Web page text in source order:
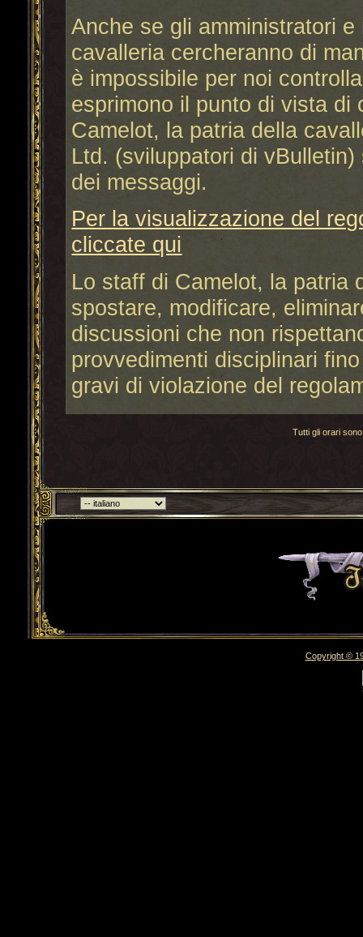
Anche se gli amministratori
cavalleria cercheranno di
è impossibile per noi
esprimono il punto di vista di
Camelot, la patria della
Ltd. (sviluppatori di
dei messaggi.
Per la visualizzazione del
cliccate qui
Lo staff di Camelot, la patria
spostare, modificare,
discussioni che non
provvedimenti disciplinari
gravi di violazione del
Tutti gli orari
Torna indietro
Copyright ©